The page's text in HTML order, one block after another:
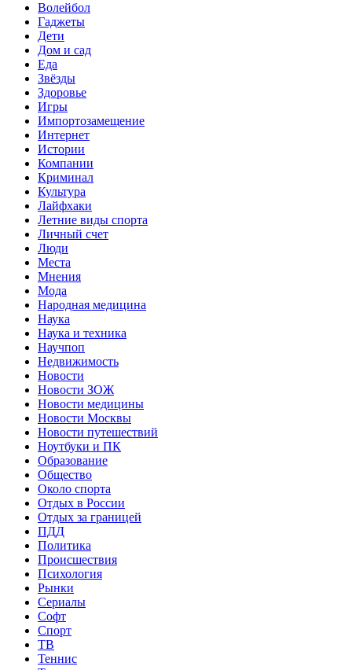
Волейбол
Гаджеты
Дети
Дом и сад
Еда
Звёзды
Здоровье
Игры
Импортозамещение
Интернет
Истории
Компании
Криминал
Культура
Лайфхаки
Летние виды спорта
Личный счет
Люди
Места
Мнения
Мода
Народная медицина
Наука
Наука и техника
Научпоп
Недвижимость
Новости
Новости ЗОЖ
Новости медицины
Новости Москвы
Новости путешествий
Ноутбуки и ПК
Образование
Общество
Около спорта
Отдых в России
Отдых за границей
ПДД
Политика
Происшествия
Психология
Рынки
Сериалы
Софт
Спорт
ТВ
Теннис